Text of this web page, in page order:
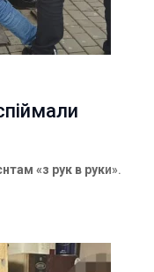
«з рук в руки».